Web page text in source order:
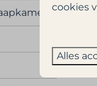
cookies
Alles